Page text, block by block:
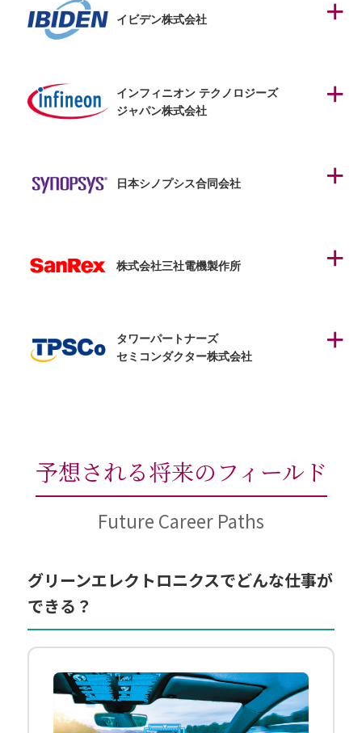
イビデン株式会社
インフィニオン テクノロジーズ
ジャパン株式会社
日本シノプシス合同会社
株式会社三社電機製作所
タワーパートナーズ
セミコンダクター株式会社
予想される将来のフィールド
Future Career Paths
グリーンエレクトロニクスでどんな仕事が
できる？